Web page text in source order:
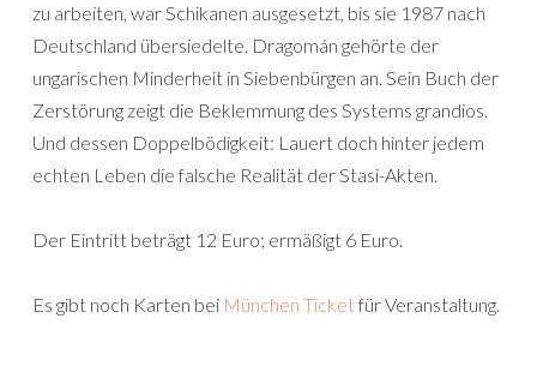
zu arbeiten, war Schikanen ausgesetzt, bis sie 1987 nach
Deutschland übersiedelte. Dragomán gehörte der
ungarischen Minderheit in Siebenbürgen an. Sein Buch der
Zerstörung zeigt die Beklemmung des Systems grandios.
Und dessen Doppelbödigkeit: Lauert doch hinter jedem
echten Leben die falsche Realität der Stasi-Akten.
Der Eintritt beträgt 12 Euro; ermäßigt 6 Euro.
Es gibt noch Karten bei München Ticketfür Veranstaltung.